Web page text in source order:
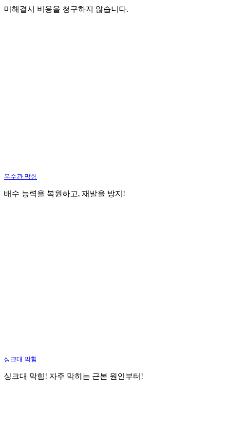
미해결시 비용을 청구하지 않습니다.
우수관 막힘
배수 능력을 복원하고, 재발을 방지!
싱크대 막힘
싱크대 막힘! 자주 막히는 근본 원인부터!